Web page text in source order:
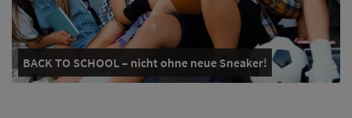
BACK TO SCHOOL – nicht ohne neue Sneaker!